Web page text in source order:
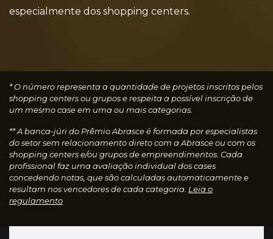
especialmente dos shopping centers.
* O número representa a quantidade de projetos inscritos pelos
shopping centers ou grupos e respeita a possível inscrição de
um mesmo case em uma ou mais categorias.
** A banca-júri do Prêmio Abrasce é formada por especialistas
do setor sem relacionamento direto com a Abrasce ou com os
shopping centers e/ou grupos de empreendimentos. Cada
profissional faz uma avaliação individual dos cases
concedendo notas, que são calculadas automaticamente e
resultam nos vencedores de cada categoria. Leia o
regulamento